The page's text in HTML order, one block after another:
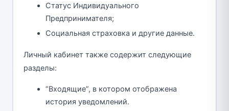
Статус Индивидуального
Предпринимателя;
Социальная страховка и другие данные.
Личный кабинет также содержит следующие
разделы:
“Входящие”, в котором отображена
история уведомлений.